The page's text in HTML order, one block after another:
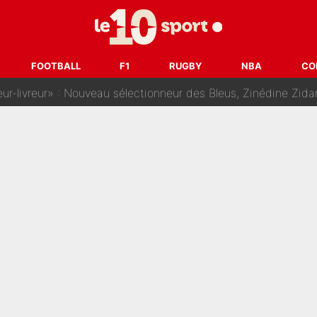
FOOTBALL F1 RUGBY NBA
Tadej Pogacar : Le transfert qui effraie le peloton, «c’est la
signatures en pleine crise financière : L’IA propose sept noms à l’OM
: Nouveau sélectionneur des Bleus, Zinédine Zidane s’était imaginé